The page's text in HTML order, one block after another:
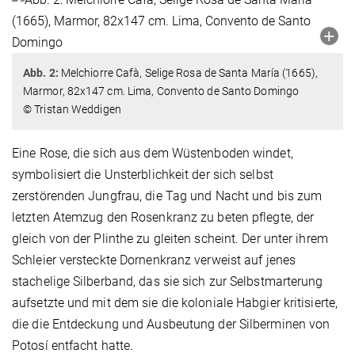
Abb. 2: Melchiorre Cafà, Selige Rosa de Santa María (1665),
Marmor, 82x147 cm. Lima, Convento de Santo Domingo
© Tristan Weddigen
Eine Rose, die sich aus dem Wüstenboden windet,
symbolisiert die Unsterblichkeit der sich selbst
zerstörenden Jungfrau, die Tag und Nacht und bis zum
letzten Atemzug den Rosenkranz zu beten pflegte, der
gleich von der Plinthe zu gleiten scheint. Der unter ihrem
Schleier versteckte Dornenkranz verweist auf jenes
stachelige Silberband, das sie sich zur Selbstmarterung
aufsetzte und mit dem sie die koloniale Habgier kritisierte,
die die Entdeckung und Ausbeutung der Silberminen von
Potosí entfacht hatte.